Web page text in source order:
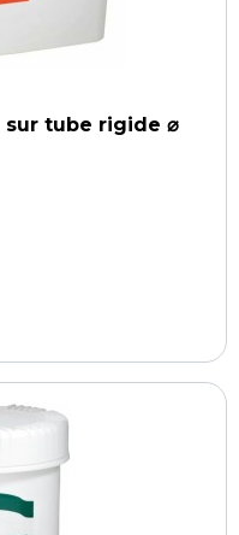
sur tube rigide ⌀